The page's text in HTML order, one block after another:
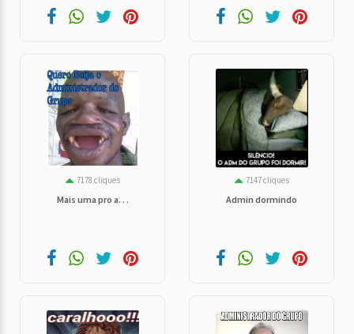
7178 cliques
Mais uma pro a. . .
7147 cliques
Admin dormindo